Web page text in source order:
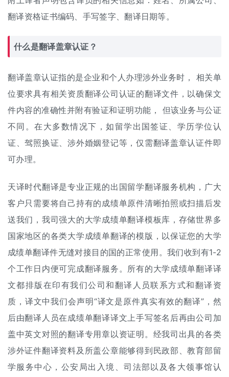
翻译资格证书编码、手写签字、翻译日期等。
什么是翻译盖章认证？
翻译盖章认证指的是企业和个人办理涉外业务时， 相关单
位要求具有相关资质翻译公司认证的翻译文件，以确保文
件内容的准确性并附有验证和证明功能， 但该业务与公证
不同。在大多数情况下，如留学出国签证、学历学位认
证、驾照换证、涉外婚姻登记等，仅需翻译盖章认证件即
可办理。
天译时代翻译是专业正规的出国留学翻译服务机构，广大
客户只需要将自己持有的成绩单原件清晰拍照或扫描后发
送我们，我司强大的大学成绩单翻译模板库，存储世界多
国家地区的各类大学成绩单翻译的模版，以保证您的大学
成绩单翻译件无缝对接目的国的正常使用。我们收到有1-2
个工作日内便可完成翻译服务。所有的大学成绩单翻译译
文都排版在印有我们公司和翻译人员联系方式和翻译资
质，译文中我们会声明“译文是原件真实有效的翻译”，然
后由翻译人员在成绩单翻译译文上手写签名后再由公司加
盖中英文对照的翻译专用章以资证明。经我司出具的各类
涉外证件翻译资料及所盖公章能够得到民政部、教育部留
学服务中心，公安局出入境、司法部以及各大领事馆认